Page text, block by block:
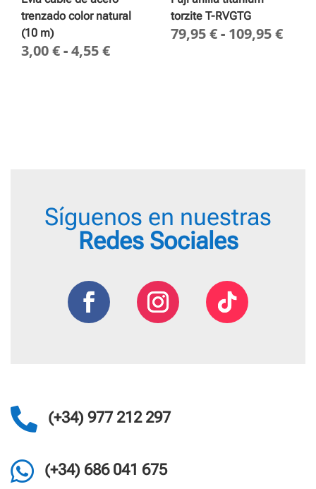
trenzado color natural
(10 m)
3,00€-4,55€Rango
torzite T-RVGTG
79,95€- 109,95€
Síguenos en nuestras
Redes Sociales
 (+34) 977 212 297
 (+34) 686 041 675